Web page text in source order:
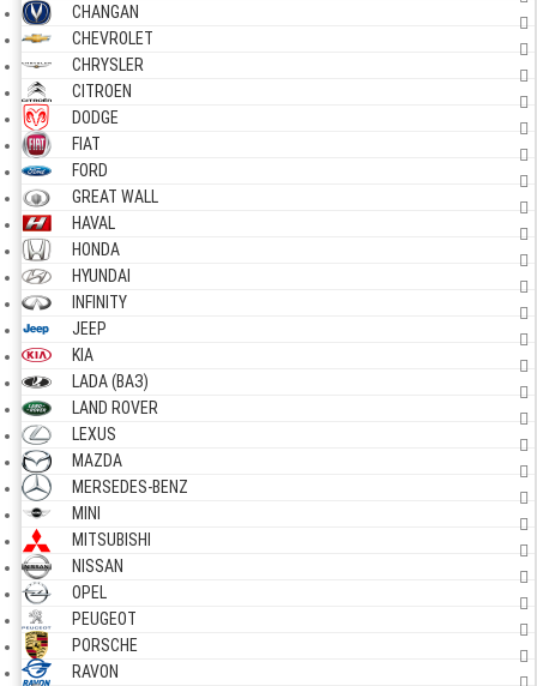
CHANGAN
CHEVROLET
CHRYSLER
CITROEN
DODGE
FIAT
FORD
GREAT WALL
HAVAL
HONDA
HYUNDAI
INFINITY
JEEP
KIA
LADA (ВАЗ)
LAND ROVER
LEXUS
MAZDA
MERSEDES-BENZ
MINI
MITSUBISHI
NISSAN
OPEL
PEUGEOT
PORSCHE
RAVON